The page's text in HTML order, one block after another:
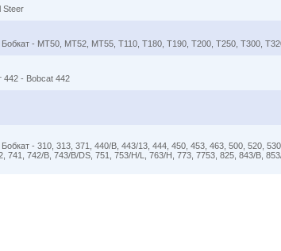
Steer
- MT50, MT52, MT55, T110, T180, T190, T200, T250, T300,
442 - Bobcat 442
- 310, 313, 371, 440/B, 443/13, 444, 450, 453, 463, 500, 520,
741, 742/B, 743/B/DS, 751, 753/H/L, 763/H, 773, 7753, 825, 843/B,